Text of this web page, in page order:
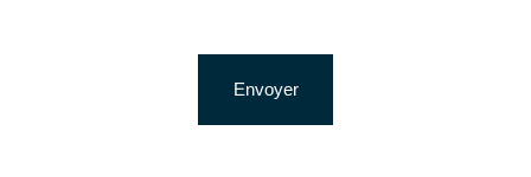
Envoyer